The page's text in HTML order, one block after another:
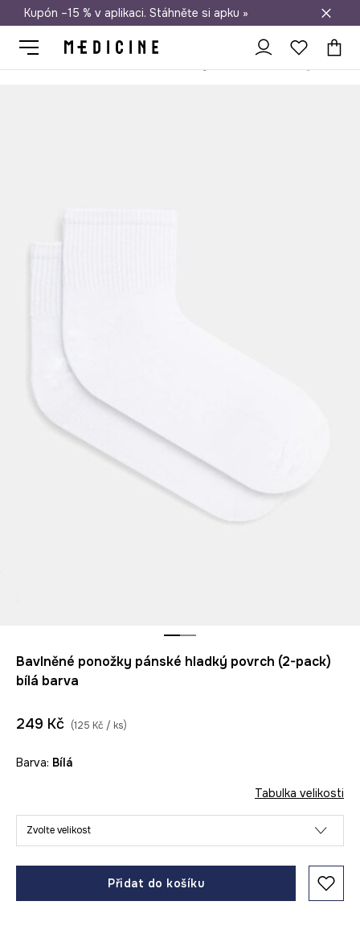
Doprava zdarma při nákupu nad 1 200 Kč
Kupón –15 % v aplikaci. Stáhněte si apku »
Bavlněné ponožky pánské hladký povrch (2-pack)
bílá barva
249 Kč (125 Kč / ks)
Barva: bílá
Tabulka velikosti
Zvolte velikost
Přidat do košíku